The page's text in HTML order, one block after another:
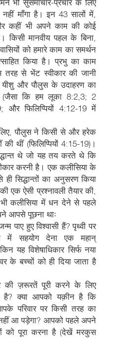
भी सुसमाचार-प्रचार के लिए
माँगा है। इन 43 सालों में,
कहीं भी अपने काम की कोई
किसी मानवीय पहल के बिना,
को हमारे काम का समर्थन
किया है। प्रभु का काम
से भेंट स्वीकार की जानी
यीशु और पौलुस के उदाहरण का
कि हम लूका 8:2,3; 2
और फिलिप्पियों 4:12-19 में
पौलुस ने किसी से और हरेक
थीं (फिलिप्पियों 4:15-19)।
थे जो यह तय करते थे कि
करनी है। एक कलीसिया के
सिद्धान्तों का अनुसरण किया
एक ऐसी प्रश्नावली तैयार की,
भी कलीसिया में धन देने से पहले
आपसे पूछना थाः
पाए हुए विश्वासी हैं? पृथ्वी पर
में सहयोग देना एक महान्
यह विशेषाधिकार सिर्फ नया
के बच्चों को ही दिया जाता है
की ज़रूरतें पूरी करने के लिए
है? क्या आपको यक़ीन है कि
परिवार पर किसी तरह का
आ पड़ेगा? आपको पहले अपने
को पूरा करना है (देखें मरकुस